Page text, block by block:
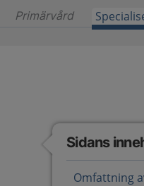
PrimärvårdInnehåll för
Sidans
Omfattning